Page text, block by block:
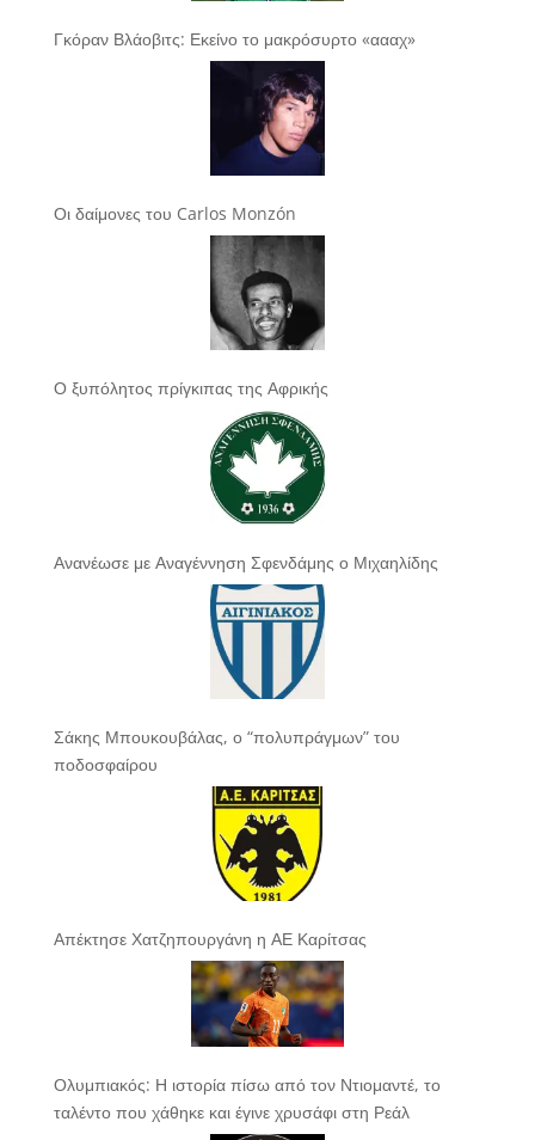
Γκόραν Βλάοβιτς: Εκείνο το μακρόσυρτο «αααχ»
Οι δαίμονες του Carlos Monzón
Ο ξυπόλητος πρίγκιπας της Αφρικής
Ανανέωσε με Αναγέννηση Σφενδάμης ο Μιχαηλίδης
Σάκης Μπουκουβάλας, ο “πολυπράγμων” του
ποδοσφαίρου
Απέκτησε Χατζηπουργάνη η ΑΕ Καρίτσας
Ολυμπιακός: Η ιστορία πίσω από τον Ντιομαντέ, το
ταλέντο που χάθηκε και έγινε χρυσάφι στη Ρεάλ